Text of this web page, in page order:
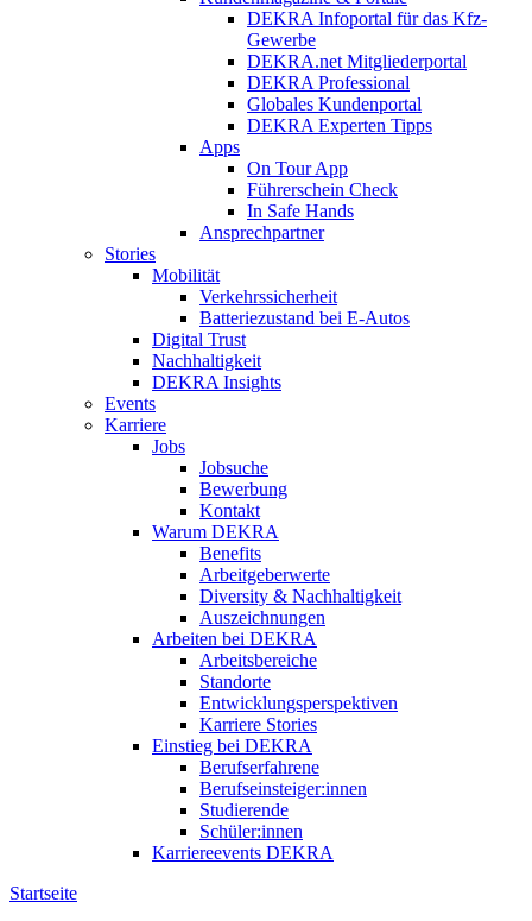
DEKRA Infoportal für das Kfz-
Gewerbe
DEKRA.net Mitgliederportal
DEKRA Professional
Globales Kundenportal
DEKRA Experten Tipps
Apps
On Tour App
Führerschein Check
In Safe Hands
Ansprechpartner
Stories
Mobilität
Verkehrssicherheit
Batteriezustand bei E-Autos
Digital Trust
Nachhaltigkeit
DEKRA Insights
Events
Karriere
Jobs
Jobsuche
Bewerbung
Kontakt
Warum DEKRA
Benefits
Arbeitgeberwerte
Diversity & Nachhaltigkeit
Auszeichnungen
Arbeiten bei DEKRA
Arbeitsbereiche
Standorte
Entwicklungsperspektiven
Karriere Stories
Einstieg bei DEKRA
Berufserfahrene
Berufseinsteiger:innen
Studierende
Schüler:innen
Karriereevents DEKRA
Startseite